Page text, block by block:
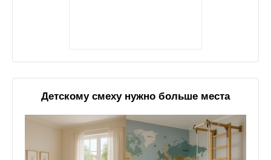
Детскому смеху нужно больше места